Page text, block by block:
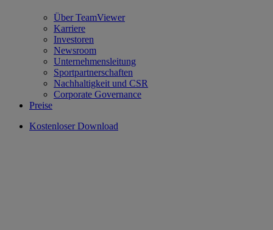
Über TeamViewer
Karriere
Investoren
Newsroom
Unternehmensleitung
Sportpartnerschaften
Nachhaltigkeit und CSR
Corporate Governance
Preise
Kostenloser Download